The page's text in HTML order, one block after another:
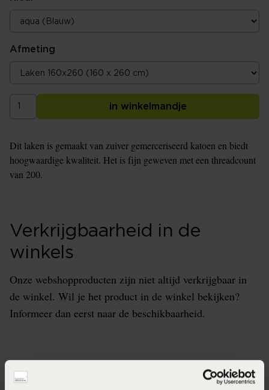
Afmeting
in winkelmandje
Dit laken is gemaakt van zuiver gemerceriseerd katoen en biedt
hoogwaardige kwaliteit. Het is fijn geweven met een threadcount
van 200.
Verkrijgbaarheid in de
winkels
Onze webshopproducten zijn niet altijd verkrijgbaar in
de winkel. Wil je het product in de winkel bekijken?
Informeer dan eerst naar de beschikbaarheid.
Specificaties